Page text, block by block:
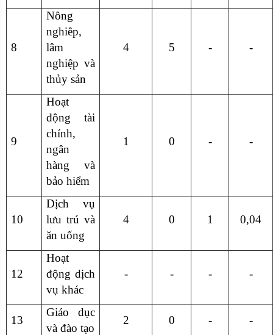
8
Nông
nghiêp,
lâm
nghiệp và
thủy sản
4 5 - -
9
Hoạt
động tài
chính,
ngân
hàng và
bảo hiểm
1 0 - -
10
Dịch vụ
lưu trú và
ăn uống
4 0 1 0,04
12
Hoạt
động dịch
vụ khác
- - - -
13
Giáo dục
và đào tạo
2 0 - -